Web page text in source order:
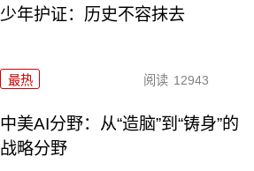
少年护证：历史不容抹去
最热 阅读 12943
中美AI分野：从“造脑”到“铸身”的
战略分野